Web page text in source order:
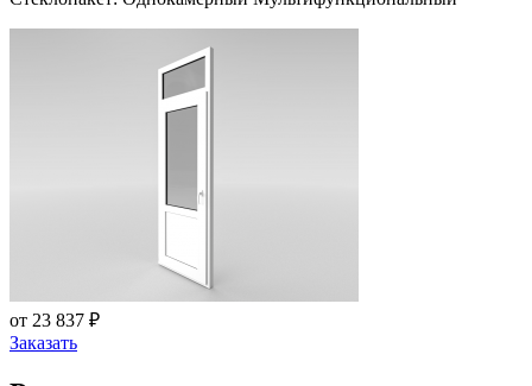
от 23 837 ₽
Заказать